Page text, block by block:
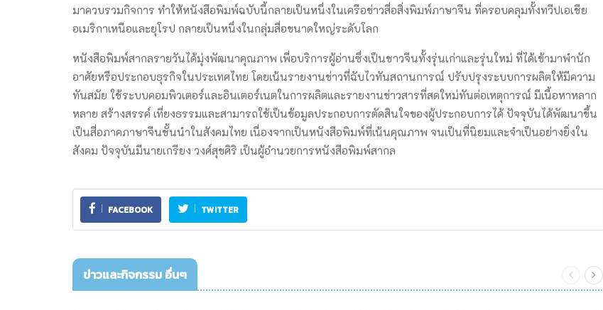
มาควบรวมกิจการ ทำให้หนังสือพิมพ์ฉบับนี้กลายเป็นหนึ่งในเครือข่าวสื่อสิ่งพิมพ์ภาษาจีน ที่ครอบคลุมทั้งทวีปเอเชีย
อเมริกาเหนือและยุโรป กลายเป็นหนึ่งในกลุ่มสื่อขนาดใหญ่ระดับโลก
หนังสือพิมพ์สากลรายวันได้มุ่งพัฒนาคุณภาพ เพื่อบริการผู้อ่านซึ่งเป็นชาวจีนทั้งรุ่นเก่าและรุ่นใหม่ ที่ได้เข้ามาพำนัก
อาศัยหรือประกอบธุรกิจในประเทศไทย โดยเน้นรายงานข่าวที่ฉับไวทันสถานการณ์ ปรับปรุงระบบการผลิตให้มีความ
ทันสมัย ใช้ระบบคอมพิวเตอร์และอินเตอร์เนตในการผลิตและรายงานข่าวสารที่สดใหม่ทันต่อเหตุการณ์ มีเนื้อหาหลาก
หลาย สร้างสรรค์ เที่ยงธรรมและสามารถใช้เป็นข้อมูลประกอบการตัดสินใจของผู้ประกอบการได้ ปัจจุบันได้พัฒนาขึ้น
เป็นสื่อภาคภาษาจีนชั้นนำในสังคมไทย เนื่องจากเป็นหนังสือพิมพ์ที่เน้นคุณภาพ จนเป็นที่นิยมและจำเป็นอย่างยิ่งใน
สังคม ปัจจุบันมีนายเกรียง วงศ์สุขศิริ เป็นผู้อำนวยการหนังสือพิมพ์สากล
FACEBOOK TWITTER
ข่าวและกิจกรรม อื่นๆ